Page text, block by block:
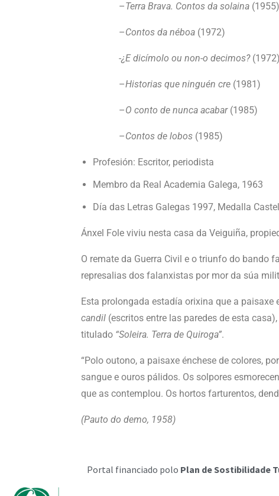
–Terra Brava. Contos da solaina (1955)
–Contos da néboa (1972)
-¿E dicímolo ou non-o decimos?(1972)
–Historias que ninguén cre (1981)
–O conto de nunca acabar(1985)
–Contos de lobos (1985)
Profesión: Escritor, periodista
Membro da Real Academia Galega, 1963
Día das Letras Galegas 1997, Medalla
Ánxel Fole viviu nesta casa da Veiguiña,
O remate da Guerra Civil e o triunfo do bando
represalias dos falanxistas por mor da súa
Esta prolongada estadía orixina que a
candil (escritos entre las paredes de esta casa),
titulado “Soleira. Terra de Quiroga”.
“Polo outono, a paisaxe énchese de colores,
sangue e ouros pálidos. Os solpores
que as contemplou. Os hortos farturentos,
(Pauto do demo, 1958)
Portal financiado polo Plan de Sostibilidade